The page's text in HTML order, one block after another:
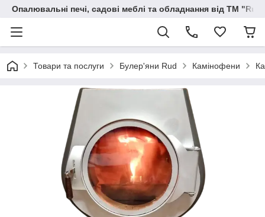
Опалювальні печі, садові меблі та обладнання від ТМ
Товари та послуги Булер'яни Rud Камінофени